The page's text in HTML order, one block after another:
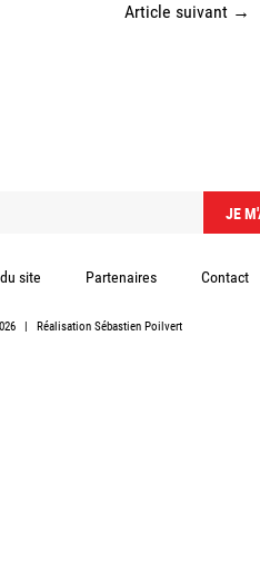
Article suivant →
site Partenaires Contact
Réalisation Sébastien Poilvert